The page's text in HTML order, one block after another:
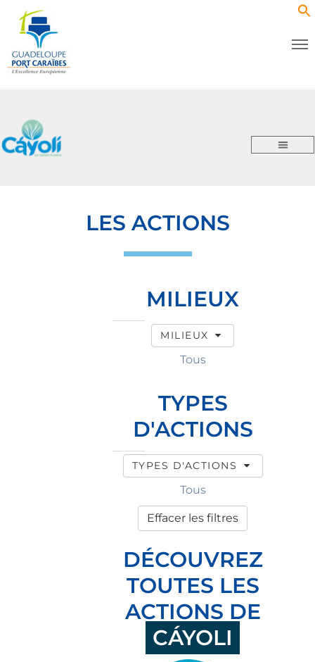
LES ACTIONS
MILIEUX
MILIEUX
Tous
TYPES
D'ACTIONS
TYPES D'ACTIONS
Tous
Effacer les filtres
DÉCOUVREZ
TOUTES LES
ACTIONS DE
CÁYOLI